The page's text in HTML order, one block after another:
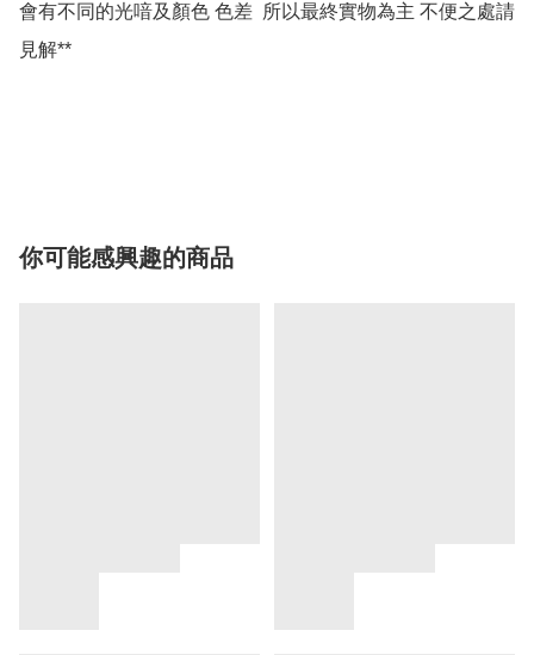
會有不同的光喑及顏色 色差  所以最終實物為主 不便之處請
見解**
你可能感興趣的商品